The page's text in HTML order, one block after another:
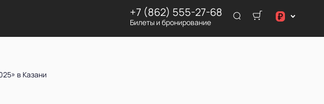
+7 (862) 555-27-68
Билеты и бронирование ₽
$
в Казани